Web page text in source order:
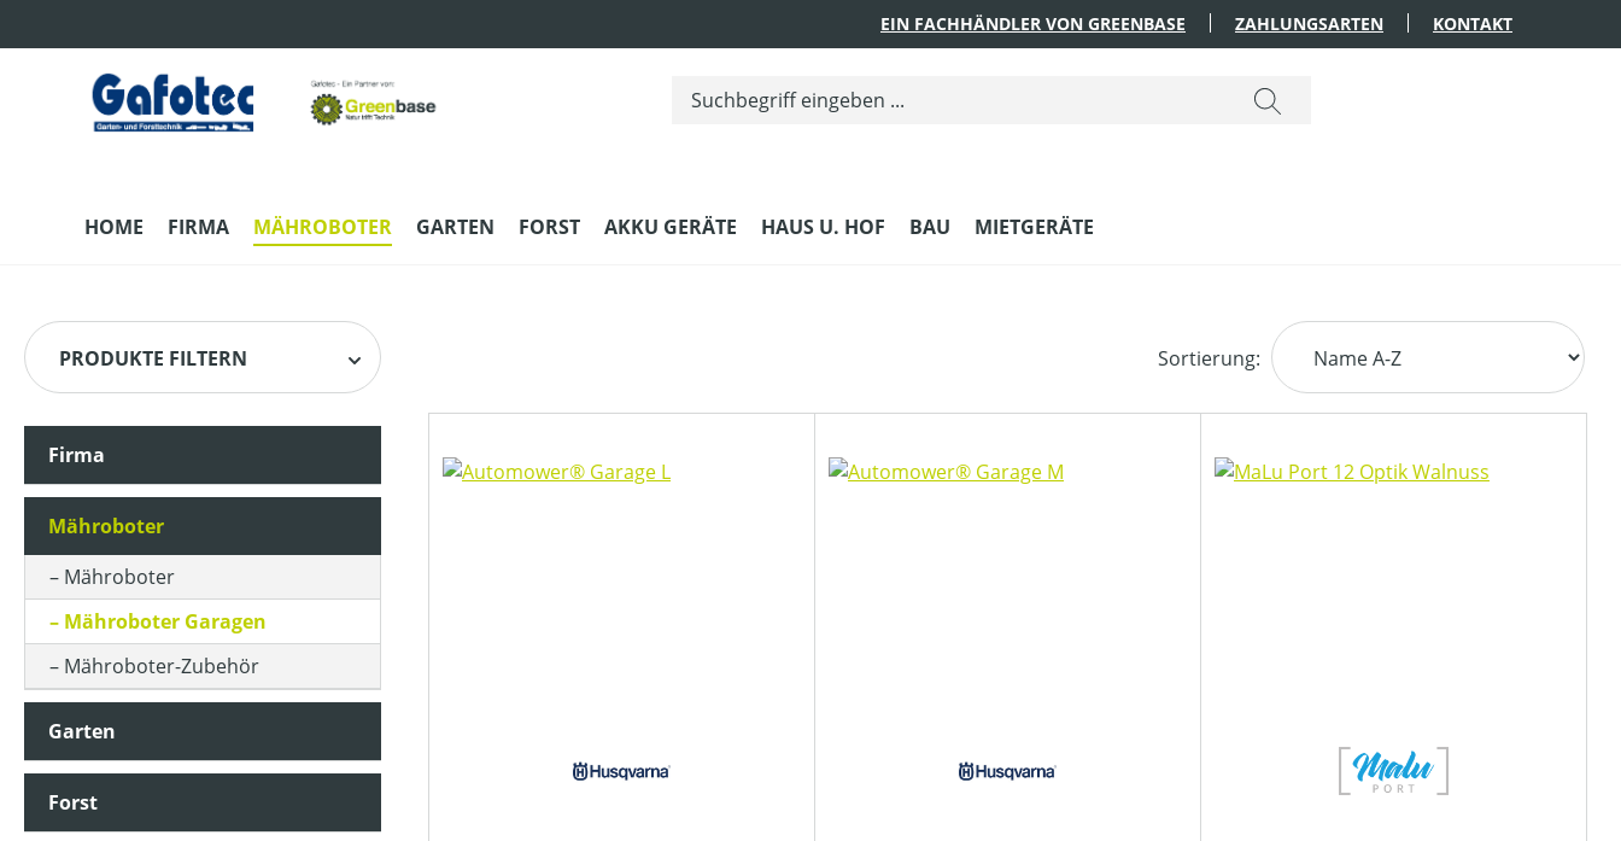
EIN FACHHÄNDLER VON GREENBASE ZAHLUNGSARTEN KONTAKT
HOME FIRMA MÄHROBOTER GARTEN FORST AKKU GERÄTE HAUS U. HOF BAU MIETGERÄTE
PRODUKTE FILTERN
HERSTELLER
PREIS
Firma
Mähroboter
Mähroboter
Mähroboter Garagen
Mähroboter-Zubehör
Garten
Forst
Sortierung: